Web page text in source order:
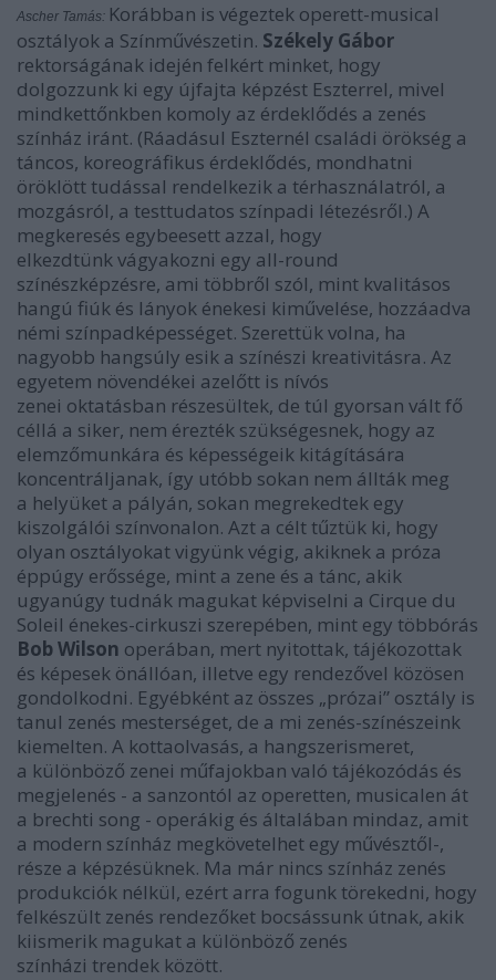
Ascher Tamás: Korábban is végeztek operett-musical
osztályok a Színművészetin. Székely Gábor
rektorságának idején felkért minket, hogy
dolgozzunk ki egy újfajta képzést Eszterrel, mivel
mindkettőnkben komoly az érdeklődés a zenés
színház iránt. (Ráadásul Eszternél családi örökség a
táncos, koreográfikus érdeklődés, mondhatni
öröklött tudással rendelkezik a térhasználatról, a
mozgásról, a testtudatos színpadi létezésről.) A
megkeresés egybeesett azzal, hogy
elkezdtünk vágyakozni egy all-round
színészképzésre, ami többről szól, mint kvalitásos
hangú fiúk és lányok énekesi kiművelése, hozzáadva
némi színpadképességet. Szerettük volna, ha
nagyobb hangsúly esik a színészi kreativitásra. Az
egyetem növendékei azelőtt is nívós
zenei oktatásban részesültek, de túl gyorsan vált fő
céllá a siker, nem érezték szükségesnek, hogy az
elemzőmunkára és képességeik kitágítására
koncentráljanak, így utóbb sokan nem állták meg
a helyüket a pályán, sokan megrekedtek egy
kiszolgálói színvonalon. Azt a célt tűztük ki, hogy
olyan osztályokat vigyünk végig, akiknek a próza
éppúgy erőssége, mint a zene és a tánc, akik
ugyanúgy tudnák magukat képviselni a Cirque du
Soleil énekes-cirkuszi szerepében, mint egy többórás
Bob Wilson operában, mert nyitottak, tájékozottak
és képesek önállóan, illetve egy rendezővel közösen
gondolkodni. Egyébként az összes „prózai” osztály is
tanul zenés mesterséget, de a mi zenés-színészeink
kiemelten. A kottaolvasás, a hangszerismeret,
a különböző zenei műfajokban való tájékozódás és
megjelenés - a sanzontól az operetten, musicalen át
a brechti song - operákig és általában mindaz, amit
a modern színház megkövetelhet egy művésztől-,
része a képzésüknek. Ma már nincs színház zenés
produkciók nélkül, ezért arra fogunk törekedni, hogy
felkészült zenés rendezőket bocsássunk útnak, akik
kiismerik magukat a különböző zenés
színházi trendek között.